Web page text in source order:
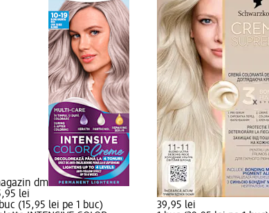
dm
lei
(15,95 lei pe 1 buc)
39,95 lei